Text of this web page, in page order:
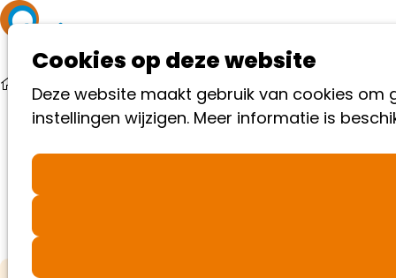
Cookies op deze website
Deze website maakt gebruik van cookies
instellingen wijzigen. Meer informatie is
Nieuws AutismeFonds verwelkomt The Brain Hub
AutismeFonds verwelkomt The Brain Hub